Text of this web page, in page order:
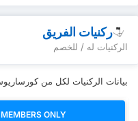
ركنيات الفريق
الركنيات له / للخصم
بيانات الركنيات لكل من
ONLY